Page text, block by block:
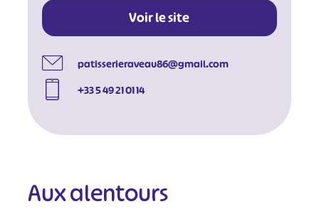
Voir le site
patisserieraveau86@gmail.com
+33 5 49 21 01 14
Aux alentours